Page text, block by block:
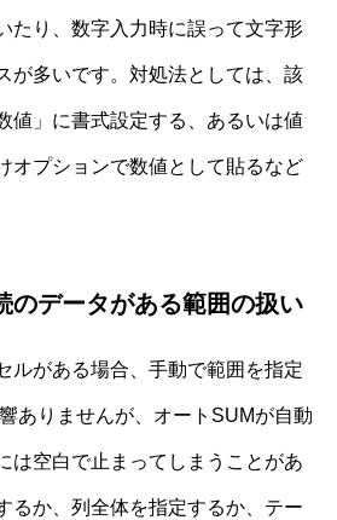
たり、数字入力時に誤って文字形
が多いです。対処法としては、該
値」に書式設定する、あるいは値
オプションで数値として貼るなど
のデータがある範囲の扱い
ルがある場合、手動で範囲を指定
ありませんが、オートSUMが自動
は空白で止まってしまうことがあ
るか、列全体を指定するか、テー